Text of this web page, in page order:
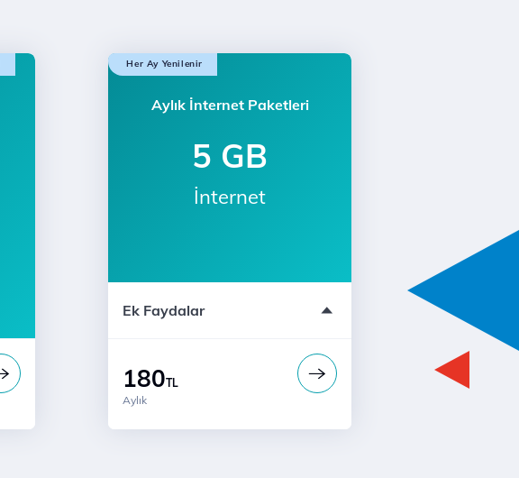
Her Ay Yenilenir
Aylık İnternet Paketleri
5 GB
İnternet
Ek Faydalar
180TL
Aylık